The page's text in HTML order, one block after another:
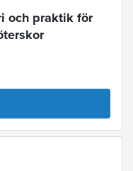
och praktik för